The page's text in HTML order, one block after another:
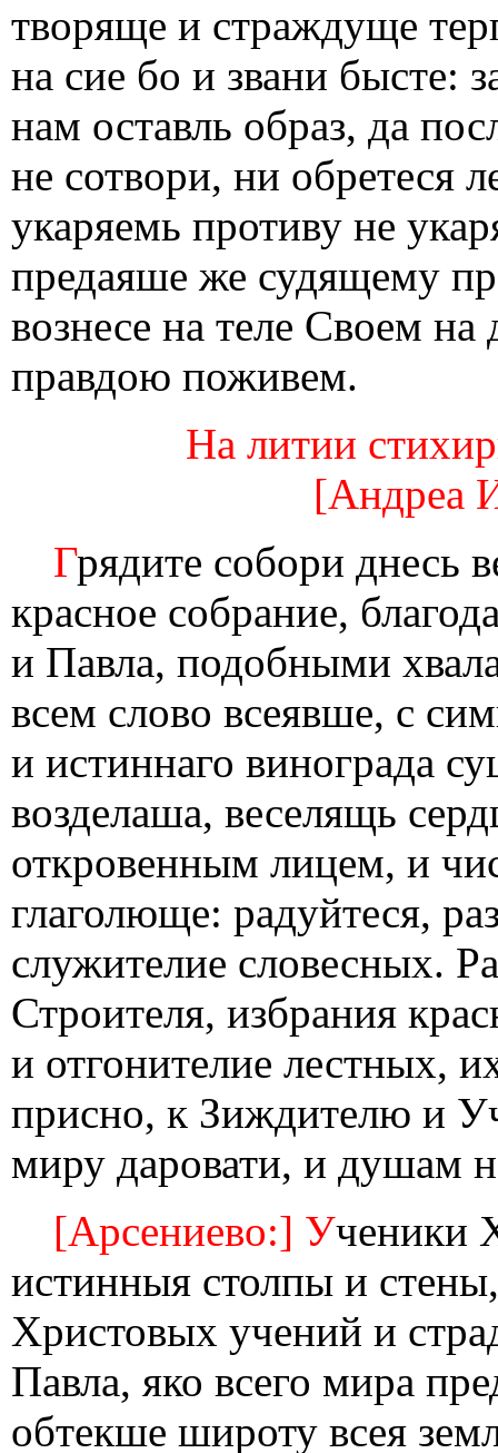
творяще и страждуще
на сие бо и звани бысте:
нам оставль образ, да
не сотвори, ни обретеся
укаряемь противу не
предаяше же судящему
вознесе на теле Своем
правдою поживем.
На литии
[Андреа
Грядите собори днесь
красное собрание,
и Павла, подобными
всем слово всеявше, с
и истиннаго винограда
возделаша, веселящь
откровенным лицем, и
глаголюще: радуйтеся,
служителие словесных.
Строителя, избрания
и отгонителие лестных,
присно, к Зиждителю и
миру даровати, и душам
[Арсениево:] Ученики
истинныя столпы и
Христовых учений и
Павла, яко всего мира
обтекше широту всея